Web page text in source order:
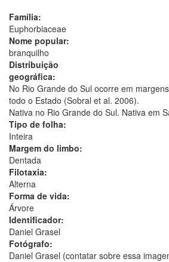
Família:
Euphorbiaceae
Nome popular:
branquilho
Distribuição
geográfica:
No Rio Grande do Sul ocorre em
todo o Estado (Sobral et al. 2006).
Nativa no Rio Grande do Sul. Nativa em
Tipo de folha:
Inteira
Margem do limbo:
Dentada
Filotaxia:
Alterna
Forma de vida:
Árvore
Identificador:
Daniel Grasel
Fotógrafo:
Daniel Grasel (contatar sobre essa